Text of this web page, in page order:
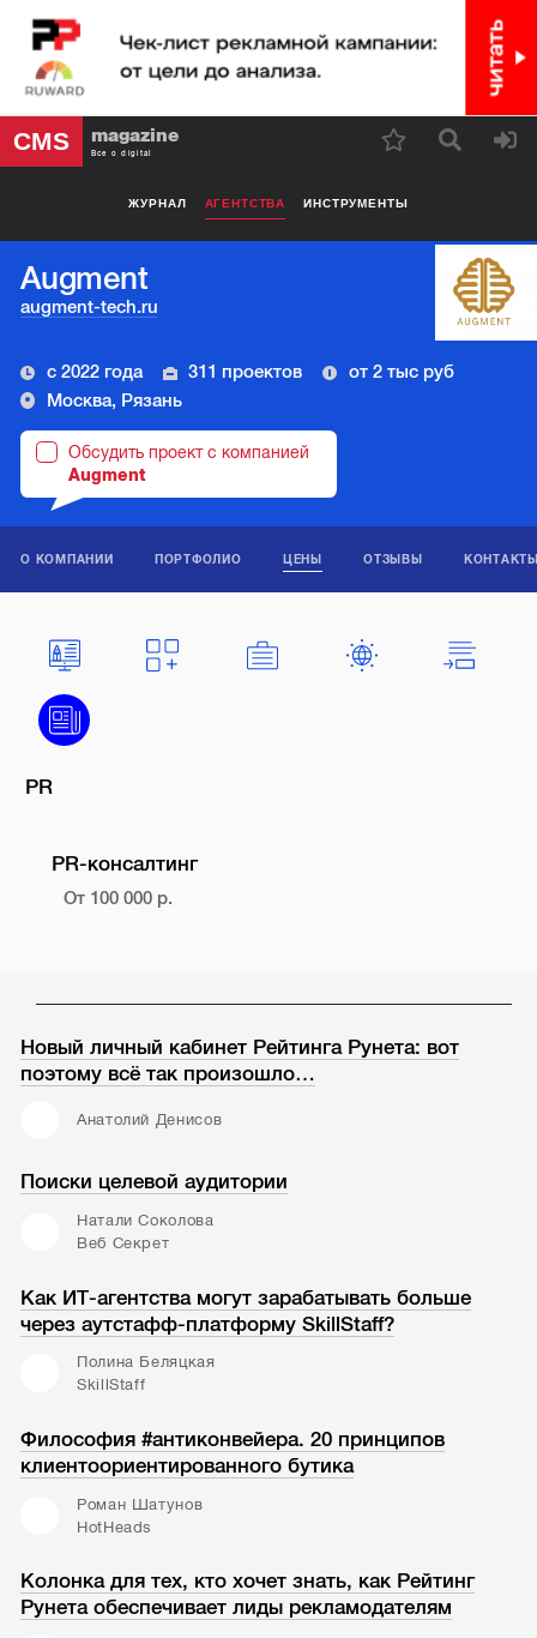
CMS magazine
Все о digital
ЖУРНАЛ АГЕНТСТВА ИНСТРУМЕНТЫ
Augment
augment-tech.ru
с 2022 года 311 проектов
от 2 тыс руб
Москва, Рязань
Обсудить проект с компанией
Augment
О КОМПАНИИ ПОРТФОЛИО ЦЕНЫ ОТЗЫВЫ
PR
PR-консалтинг
От 100 000 р.
Новый личный кабинет Рейтинга Рунета: вот
поэтому всё так произошло…
Анатолий Денисов
Поиски целевой аудитории
Натали Соколова
Веб Секрет
Как ИТ-агентства могут зарабатывать больше
через аутстафф-платформу SkillStaff?
Полина Беляцкая
SkillStaff
Философия #антиконвейера. 20 принципов
клиентоориентированного бутика
Роман Шатунов
HotHeads
Колонка для тех, кто хочет знать, как Рейтинг
Рунета обеспечивает лиды рекламодателям